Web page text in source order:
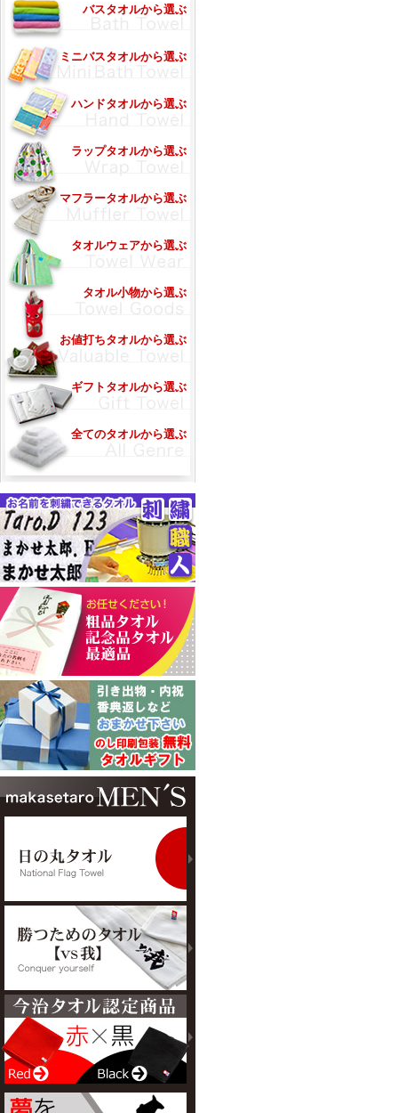
バスタオルから選ぶ
ミニバスタオルから選ぶ
ハンドタオルから選ぶ
ラップタオルから選ぶ
マフラータオルから選ぶ
タオルウェアから選ぶ
タオル小物から選ぶ
お値打ちタオルから選ぶ
ギフトタオルから選ぶ
全てのタオルから選ぶ